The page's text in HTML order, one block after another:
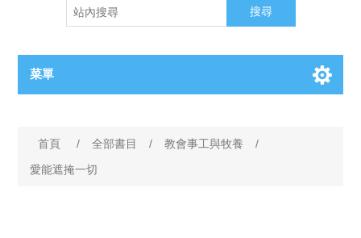
搜尋
菜單
首頁 / 全部書目 / 教會事工與牧養
/
愛能遮掩一切